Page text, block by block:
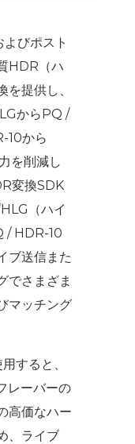
びポスト
HDR（ハ
提供し、
からPQ /
10から
を削減し
変換SDK
（ハイ
/ HDR-10
ブ送信また
でさまざま
マッチング
すると、
レーバーの
高価なハー
、ライブ